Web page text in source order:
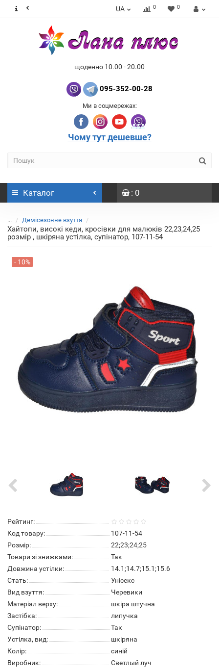
UA 0 0
щоденно 10.00 - 20.00
095-352-00-28
Ми в соцмережах:
Чому тут дешевше?
Каталог : 0
... Демісезонне взуття
Хайтопи, високі кеди, кросівки для малюків 22,23,24,25
розмір , шкіряна устілка, супінатор, 107-11-54
- 10%
Рейтинг:
Код товару:
107-11-54
Розмір:
22;23;24;25
Товари зі знижками:
Так
Довжина устілки:
14.1;14.7;15.1;15.6
Стать:
Унісекс
Вид взуття:
Черевики
Матеріал верху:
шкіра штучна
Застібка:
липучка
Супінатор:
Так
Устілка, вид:
шкіряна
Колір:
синій
Виробник:
Светлый луч